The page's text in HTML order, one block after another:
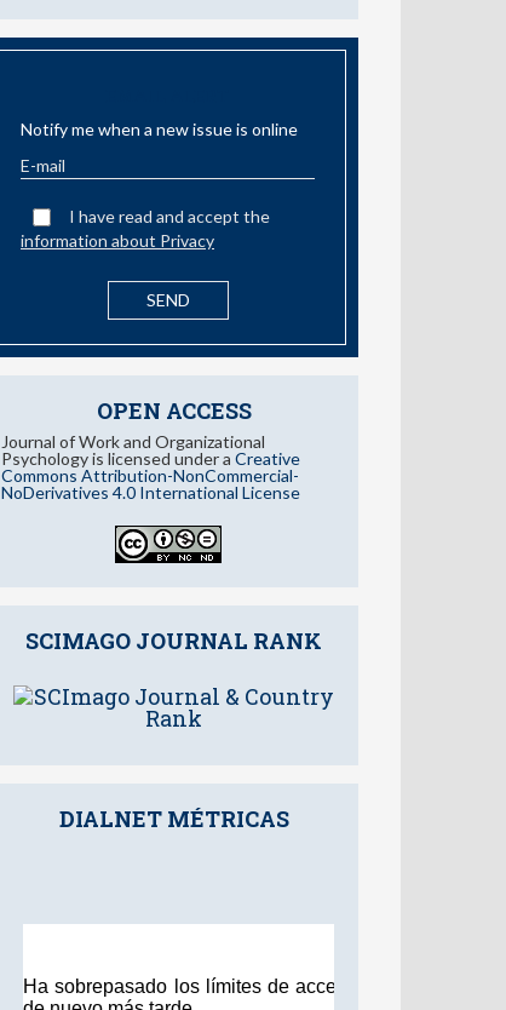
Notify me when a new issue is online
I have read and accept the
information about Privacy
OPEN ACCESS
Journal of Work and Organizational
Psychology is licensed under a Creative
Commons Attribution-NonCommercial-
NoDerivatives 4.0 International License
SCIMAGO JOURNAL RANK
DIALNET MÉTRICAS